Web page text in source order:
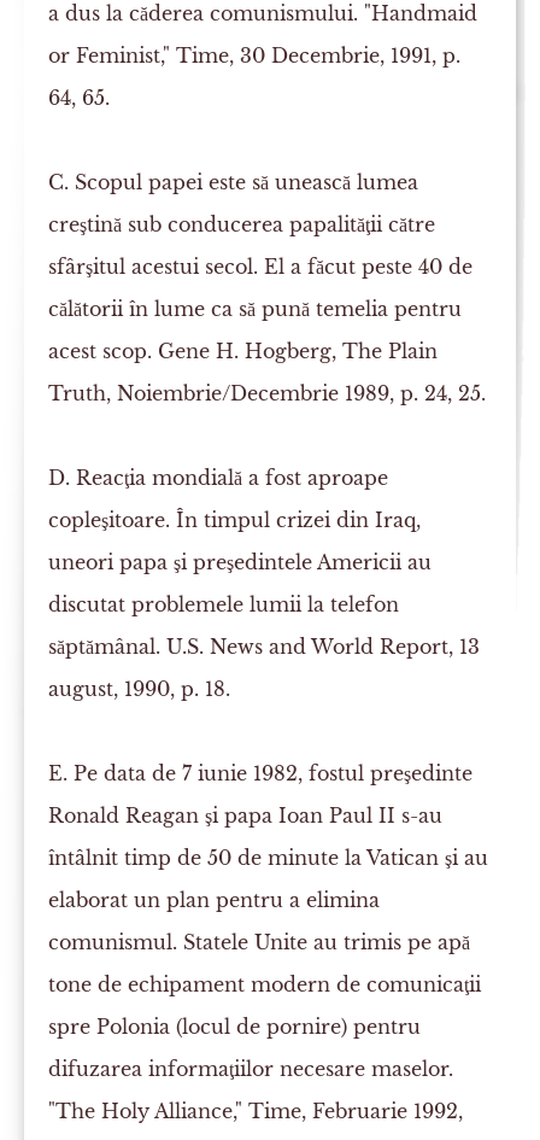
a dus la căderea comunismului. "Handmaid
or Feminist,"Time, 30 Decembrie, 1991, p.
64, 65.
C. Scopul papei este să unească lumea
creştină sub conducerea papalităţii către
sfârşitul acestui secol. El a făcut peste 40 de
călătorii în lume ca să pună temelia pentru
acest scop. Gene H. Hogberg,The Plain
Truth, Noiembrie/Decembrie 1989, p. 24, 25.
D. Reacţia mondială a fost aproape
copleşitoare. În timpul crizei din Iraq,
uneori papa şi preşedintele Americii au
discutat problemele lumii la telefon
săptămânal.U.S. News and World Report, 13
august, 1990, p. 18.
E. Pe data de 7 iunie 1982, fostul preşedinte
Ronald Reagan şi papa Ioan Paul II s-au
întâlnit timp de 50 de minute la Vatican şi au
elaborat un plan pentru a elimina
comunismul. Statele Unite au trimis pe apă
tone de echipament modern de comunicaţii
spre Polonia (locul de pornire) pentru
difuzarea informaţiilor necesare maselor.
"The Holy Alliance,"Time, Februarie 1992,